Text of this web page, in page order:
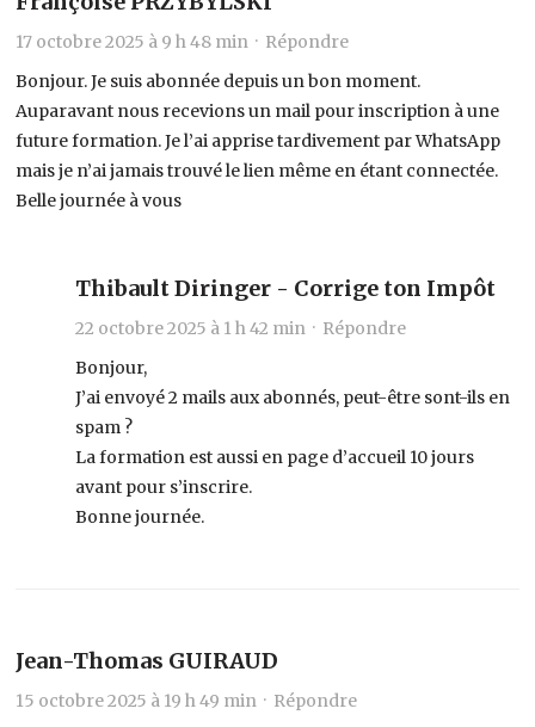
17 octobre 2025 à 9 h 48 min · Répondre
Bonjour. Je suis abonnée depuis un bon moment.
Auparavant nous recevions un mail pour inscription à une
future formation. Je l’ai apprise tardivement par WhatsApp
mais je n’ai jamais trouvé le lien même en étant connectée.
Belle journée à vous
Thibault Diringer - Corrige ton Impôt
22 octobre 2025 à 1 h 42 min · Répondre
Bonjour,
J’ai envoyé 2 mails aux abonnés, peut-être sont-ils en
spam ?
La formation est aussi en page d’accueil 10 jours
avant pour s’inscrire.
Bonne journée.
Jean-Thomas GUIRAUD
15 octobre 2025 à 19 h 49 min · Répondre